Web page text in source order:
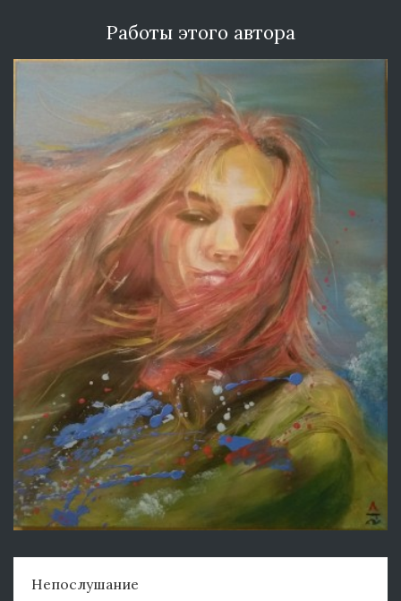
Работы этого автора
Непослушание